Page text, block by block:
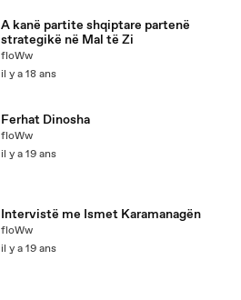
A kanë partite shqiptare partenë
strategikë në Mal të Zi
floWw
il y a 18 ans
Ferhat Dinosha
floWw
il y a 19 ans
Intervistë me Ismet Karamanagën
floWw
il y a 19 ans